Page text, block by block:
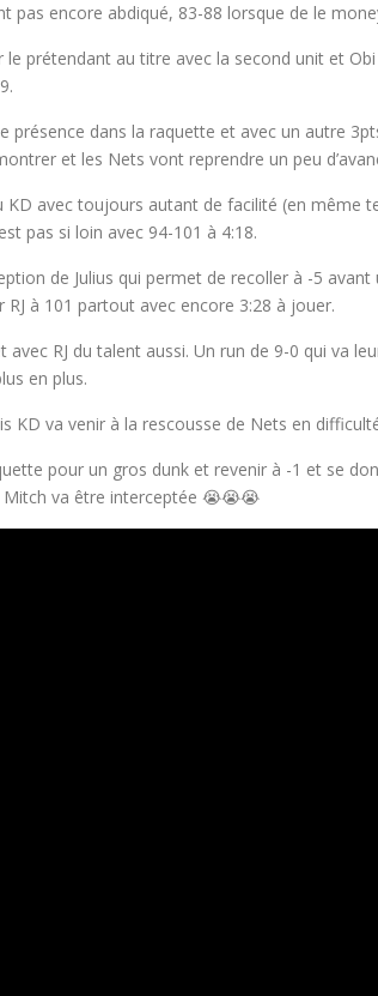
pas encore abdiqué, 83-88 lorsque de le
prétendant au titre avec la second unit et
présence dans la raquette et avec un autre
et les Nets vont reprendre un peu
KD avec toujours autant de facilité (en même
pas si loin avec 94-101 à 4:18.
de Julius qui permet de recoller à -5 avant
RJ à 101 partout avec encore 3:28 à jouer.
RJ du talent aussi. Un run de 9-0 qui va
en plus.
KD va venir à la rescousse de Nets en
pour un gros dunk et revenir à -1 et se
Mitch va être interceptée 😭😭😭